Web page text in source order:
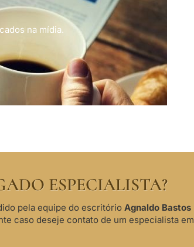
na mídia.
ESPECIALISTA?
pela equipe do escritório Agnaldo Bastos
caso deseje contato de um especialista em